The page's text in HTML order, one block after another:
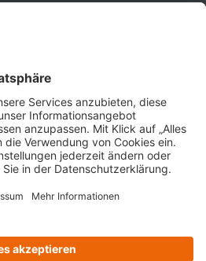
des
Naturschutz und Verkehr
Verkehrsverbünde und -​